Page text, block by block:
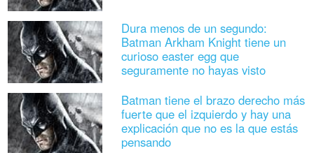
Dura menos de un segundo:
Batman Arkham Knight tiene un
curioso easter egg que
seguramente no hayas visto
Batman tiene el brazo derecho más
fuerte que el izquierdo y hay una
explicación que no es la que estás
pensando